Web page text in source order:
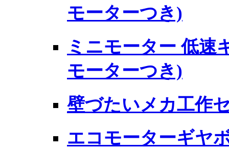
モーターつき)
ミニモーター 低速
モーターつき)
壁づたいメカ工作
エコモーターギヤ